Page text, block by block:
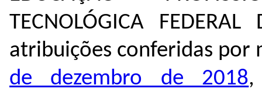
TECNOLÓGICA
atribuições conferidas por
de dezembro de 2018,